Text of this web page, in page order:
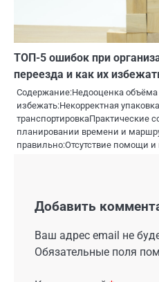
ТОП-5 ошибок при
переезда и как их
Содержание:Недооценка
избежать:Некорректная
транспортировкаПрактические
планировании времени и
правильно:Отсутствие помощи и
Добавить
Ваш адрес email не
Обязательные поля